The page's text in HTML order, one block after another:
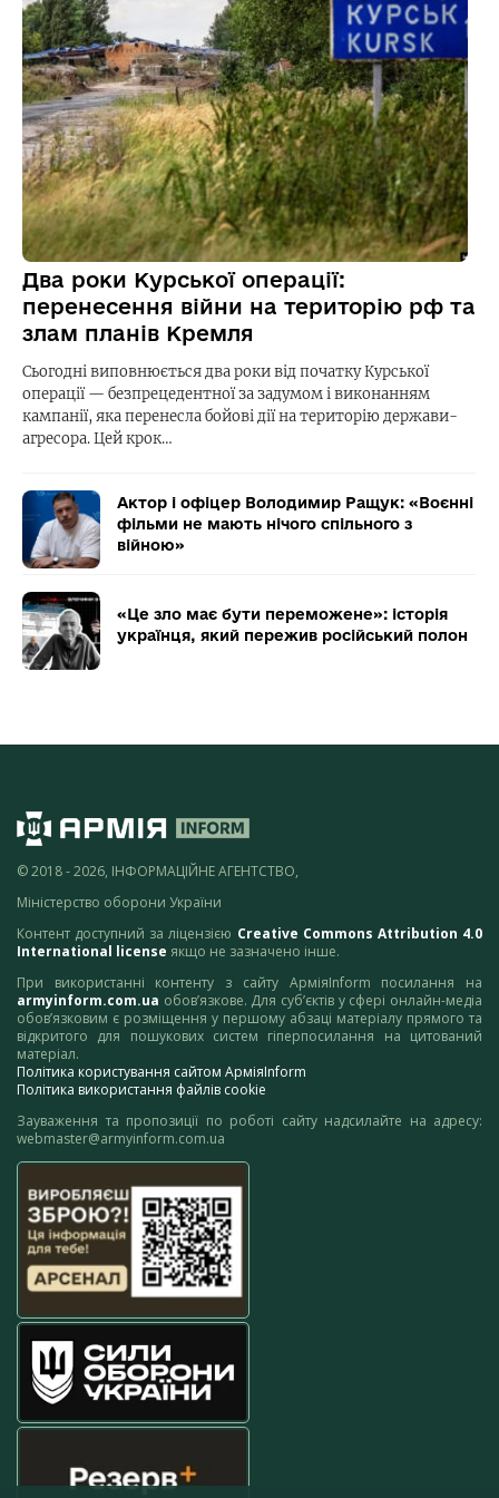
Два роки Курської операції:
перенесення війни на територію рф та
злам планів Кремля
Сьогодні виповнюється два роки від початку Курської
операції — безпрецедентної за задумом і виконанням
кампанії, яка перенесла бойові дії на територію держави-
агресора. Цей крок…
Актор і офіцер Володимир Ращук: «Воєнні
фільми не мають нічого спільного з
війною»
«Це зло має бути переможене»: історія
українця, який пережив російський полон
© 2018 - 2026, ІНФОРМАЦІЙНЕ АГЕНТСТВО,
Міністерство оборони України
Контент доступний за ліцензією Creative Commons Attribution 4.0
International license якщо не зазначено інше.
При використанні контенту з сайту АрміяInform посилання на
armyinform.com.ua обов’язкове. Для суб’єктів у сфері онлайн-медіа
обов’язковим є розміщення у першому абзаці матеріалу прямого та
відкритого для пошукових систем гіперпосилання на цитований
матеріал.
Політика користування сайтом АрміяInform
Політика використання файлів cookie
Зауваження та пропозиції по роботі сайту надсилайте на адресу:
webmaster@armyinform.com.ua